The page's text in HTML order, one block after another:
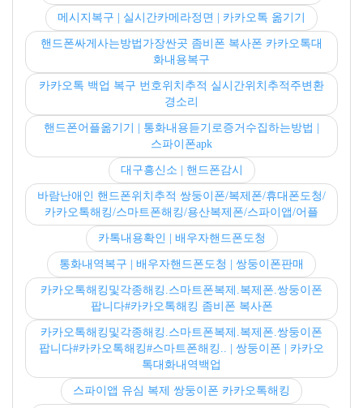
메시지복구 | 실시간카메라정면 | 카카오톡 옮기기
핸드폰싸게사는방법가장싼곳 좀비폰 복사폰 카카오톡대
화내용복구
카카오톡 백업 복구 번호위치추적 실시간위치추적주변환
경소리
핸드폰어플옮기기 | 통화내용듣기로증거수집하는방법 |
스파이폰apk
대구흥신소 | 핸드폰감시
바람난애인 핸드폰위치추적 쌍둥이폰/복제폰/휴대폰도청/
카카오톡해킹/스마트폰해킹/용산복제폰/스파이앱/어플
카톡내용확인 | 배우자핸드폰도청
통화내역복구 | 배우자핸드폰도청 | 쌍둥이폰판매
카카오톡해킹및각종해킹.스마트폰복제.복제폰.쌍둥이폰
팝니다#카카오톡해킹 좀비폰 복사폰
카카오톡해킹및각종해킹.스마트폰복제.복제폰.쌍둥이폰
팝니다#카카오톡해킹#스마트폰해킹.. | 쌍둥이폰 | 카카오
톡대화내역백업
스파이앱 유심 복제 쌍둥이폰 카카오톡해킹